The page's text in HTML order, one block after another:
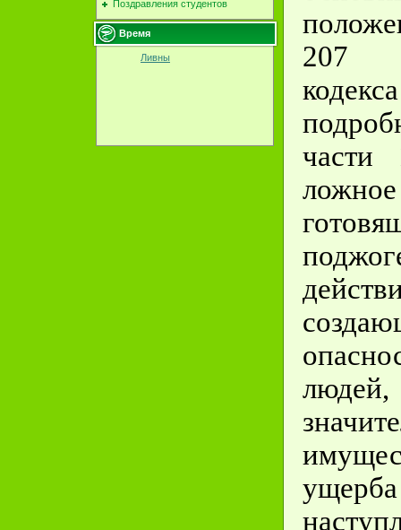
Поздравления студентов
Время
Ливны
207